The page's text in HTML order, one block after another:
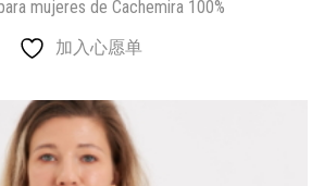
mujeres de Cachemira 100%
加入心愿单